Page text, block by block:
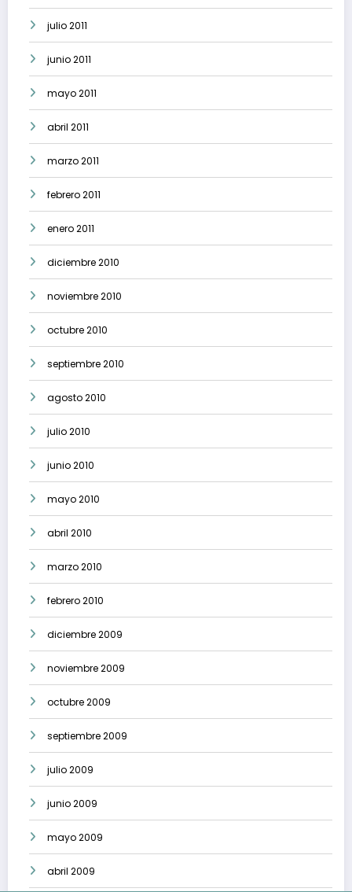
julio 2011
junio 2011
mayo 2011
abril 2011
marzo 2011
febrero 2011
enero 2011
diciembre 2010
noviembre 2010
octubre 2010
septiembre 2010
agosto 2010
julio 2010
junio 2010
mayo 2010
abril 2010
marzo 2010
febrero 2010
diciembre 2009
noviembre 2009
octubre 2009
septiembre 2009
julio 2009
junio 2009
mayo 2009
abril 2009